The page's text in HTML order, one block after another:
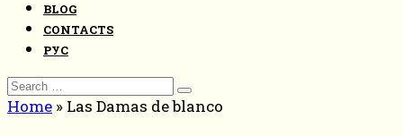
BLOG
CONTACTS
РУС
Search
for:
Home » Las Damas de blanco